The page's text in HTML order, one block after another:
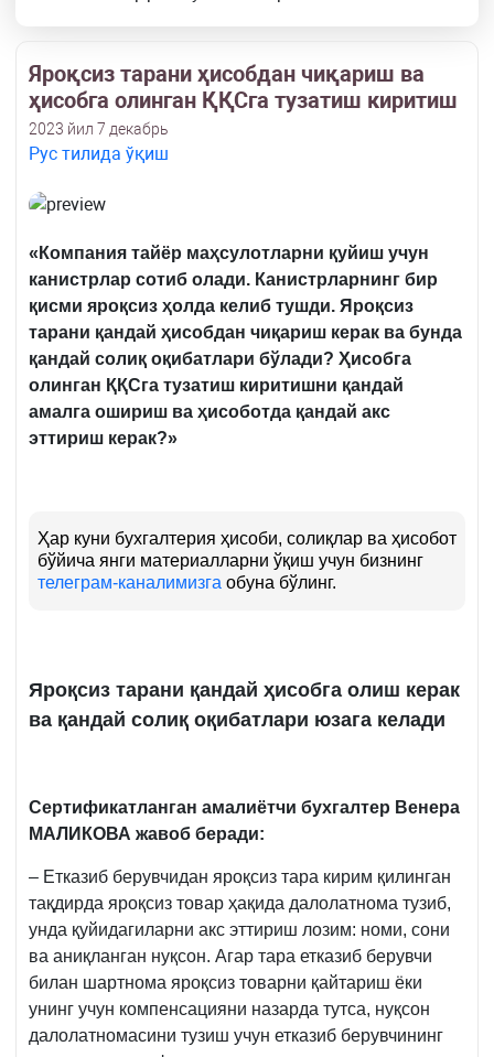
Яроқсиз тарани ҳисобдан чиқариш ва
ҳисобга олинган ҚҚСга тузатиш киритиш
2023 йил 7 декабрь
Рус тилида ўқиш
« Компания тайёр маҳсулотларни қуйиш учун
канистрлар сотиб олади. Канистрларнинг бир
қисми яроқсиз ҳолда келиб тушди. Яроқсиз
тарани қандай ҳисобдан чиқариш керак ва бунда
қандай солиқ оқибатлари бўлади? Ҳисобга
олинган ҚҚСга тузатиш киритишни қандай
амалга ошириш ва ҳисоботда қандай акс
эттириш керак?»
Ҳар куни бухгалтерия ҳисоби, солиқлар ва ҳисобот
бўйича янги материалларни ўқиш учун бизнинг
телеграм-каналимизга обуна бўлинг.
Яроқсиз тарани қандай ҳисобга олиш керак
ва қандай солиқ оқибатлари юзага келади
Сертификатланган амалиётчи бухгалтер Венера
МАЛИКОВА жавоб беради:
– Етказиб берувчидан яроқсиз тара кирим қилинган
тақдирда яроқсиз товар ҳақида далолатнома тузиб,
унда қуйидагиларни акс эттириш лозим: номи, сони
ва аниқланган нуқсон. Агар тара етказиб берувчи
билан шартнома яроқсиз товарни қайтариш ёки
унинг учун компенсацияни назарда тутса, нуқсон
далолатномасини тузиш учун етказиб берувчининг